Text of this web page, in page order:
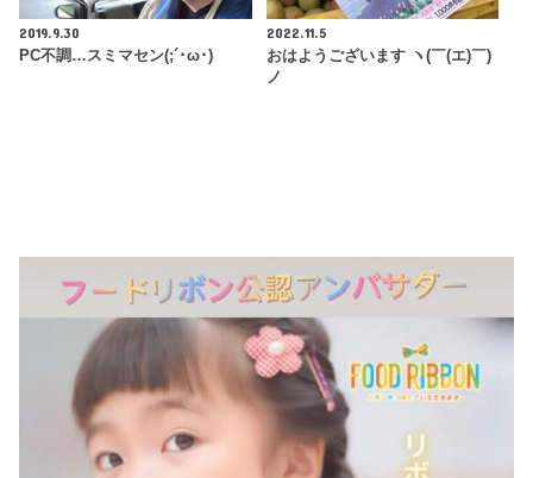
2019.9.30
PC不調…スミマセン(;´･ω･)
2022.11.5
おはようございます ヽ(￣(エ)￣)
ノ